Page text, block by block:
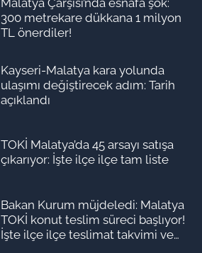
300 metrekare dükkana 1 milyon
TL önerdiler!
Kayseri-Malatya kara yolunda
ulaşımı değiştirecek adım: Tarih
açıklandı
TOKİ Malatya’da 45 arsayı satışa
çıkarıyor: İşte ilçe ilçe tam liste
Bakan Kurum müjdeledi: Malatya
TOKİ konut teslim süreci başlıyor!
İşte ilçe ilçe teslimat takvimi ve